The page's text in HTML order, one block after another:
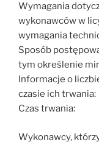
Wymagania
wykonawców w
wymagania
Sposób
tym określenie
Informacje o
czasie ich trwania:
Czas trwania:
Wykonawcy,